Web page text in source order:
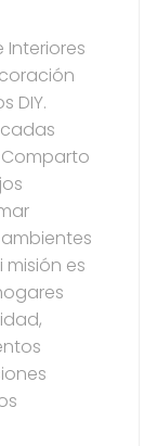
Interiores
DIY.
es